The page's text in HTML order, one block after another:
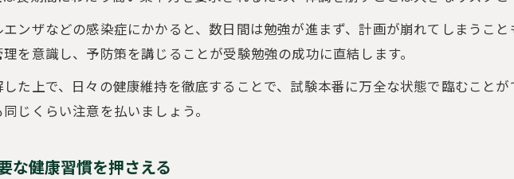
受験勉強中のヨーグルトやサプリの活用法
体調を崩しやすい時期の受験勉強対策
受験勉強時に体調を崩しやすい時期の特徴
季節の変わり目の受験勉強と体調管理の注意点
受験勉強の合間にできる感染症対策と予防法
ンザなどの感染症にかかると、数日間は勉強が進まず、計画が崩れてしまうこ
を意識し、予防策を講じることが受験勉強の成功に直結します。
た上で、日々の健康維持を徹底することで、試験本番に万全な状態で臨むこと
じくらい注意を払いましょう。
な健康習慣を押さえる